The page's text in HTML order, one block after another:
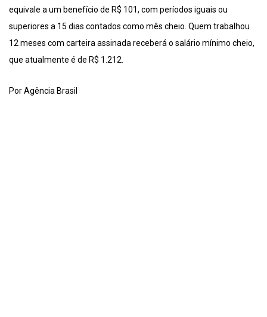
equivale a um benefício de R$ 101, com períodos iguais ou
superiores a 15 dias contados como mês cheio. Quem trabalhou
12 meses com carteira assinada receberá o salário mínimo cheio,
que atualmente é de R$ 1.212.
Por Agência Brasil